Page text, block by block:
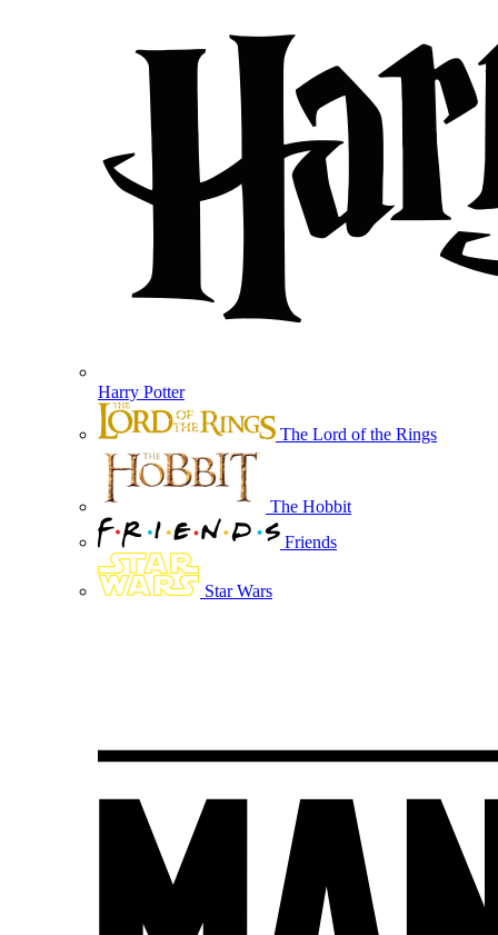
Harry Potter
The Lord of the Rings
The Hobbit
Friends
Star Wars